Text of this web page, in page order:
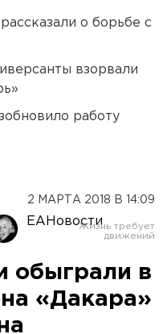
о борьбе с
взорвали
работу
2 МАРТА 2018 В 14:09
ЕАНовости
обыграли в
«Дакара»